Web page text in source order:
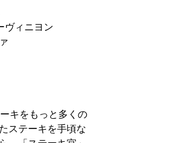
ヴィニヨン
キをもっと多くの
ステーキを手頃な